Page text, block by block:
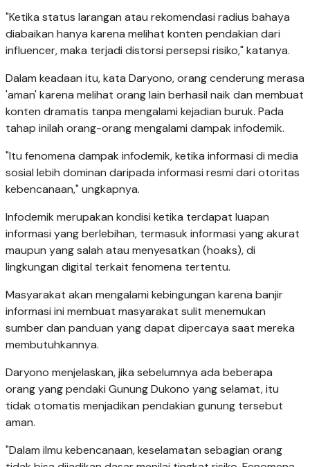
"Ketika status larangan atau rekomendasi radius bahaya
diabaikan hanya karena melihat konten pendakian dari
influencer, maka terjadi distorsi persepsi risiko," katanya.
Dalam keadaan itu, kata Daryono, orang cenderung merasa
'aman' karena melihat orang lain berhasil naik dan membuat
konten dramatis tanpa mengalami kejadian buruk. Pada
tahap inilah orang-orang mengalami dampak infodemik.
"Itu fenomena dampak infodemik, ketika informasi di media
sosial lebih dominan daripada informasi resmi dari otoritas
kebencanaan," ungkapnya.
Infodemik merupakan kondisi ketika terdapat luapan
informasi yang berlebihan, termasuk informasi yang akurat
maupun yang salah atau menyesatkan (hoaks), di
lingkungan digital terkait fenomena tertentu.
Masyarakat akan mengalami kebingungan karena banjir
informasi ini membuat masyarakat sulit menemukan
sumber dan panduan yang dapat dipercaya saat mereka
membutuhkannya.
Daryono menjelaskan, jika sebelumnya ada beberapa
orang yang pendaki Gunung Dukono yang selamat, itu
tidak otomatis menjadikan pendakian gunung tersebut
aman.
"Dalam ilmu kebencanaan, keselamatan sebagian orang